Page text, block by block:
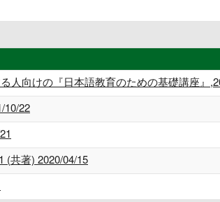
人向けの『日本語教育のための基礎講座』
10/22
(共著) 2020/04/15